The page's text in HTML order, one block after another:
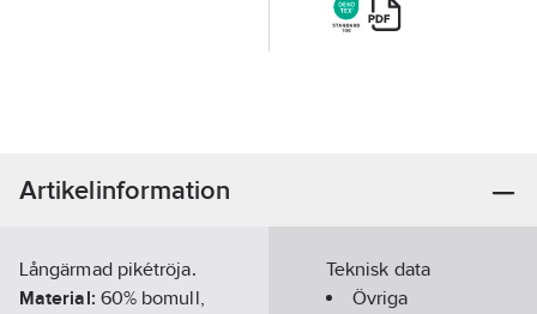
Artikelinformation
Långärmad pikétröja.
Material: 60% bomull,
Teknisk data
Övriga